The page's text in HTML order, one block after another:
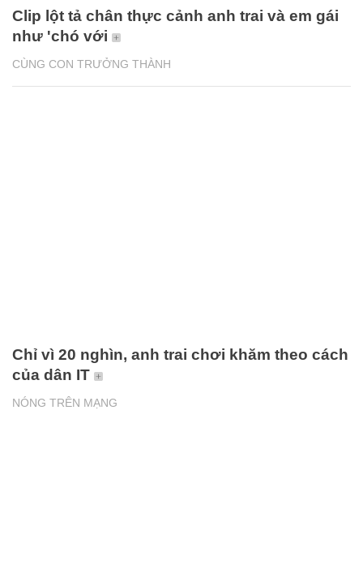
CÙNG CON TRƯỞNG THÀNH
Clip lột tả chân thực cảnh anh trai và em gái
như 'chó với
NÓNG TRÊN MẠNG
Chỉ vì 20 nghìn, anh trai chơi khăm theo cách
của dân IT